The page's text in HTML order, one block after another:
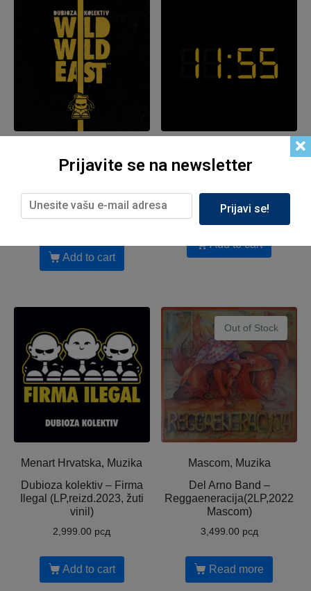
Dubioza kolektiv – Wild
žuti vinil)
2,899.00рсд
Add to cart
Dubioza kolektiv – 5 do 12
2,999.00рсд
Add to cart
Menart Hrvatska, Muzika
Dubioza kolektiv – Firma
Ilegal (LP,reizd.2023, žuti
vinil)
2,999.00 рсд
Add to cart
Out of Stock
Mascom, Muzika
Del Arno Band –
Reggaeneracija(2LP,2022
Mascom)
3,499.00 рсд
Read more
Prijavite se na newsletter
Prijavi se!